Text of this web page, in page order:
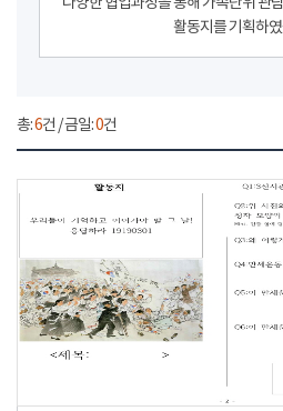
활동지를 기획하
총:6건 / 금일:0건